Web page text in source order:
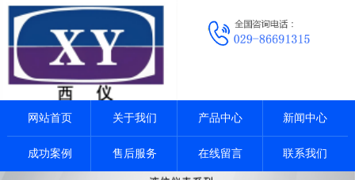
网站首页 关于我们 产品中心 新闻中心
成功案例 售后服务 在线留言 联系我们